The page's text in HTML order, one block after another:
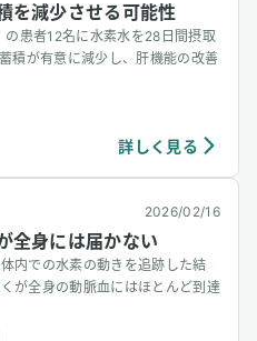
を減少させる可能性
患者12名に水素水を28日間摂取
積が有意に減少し、肝機能の改善
詳しく見る
2026/02/16
全身には届かない
内での水素の動きを追跡した結
が全身の動脈血にはほとんど到達